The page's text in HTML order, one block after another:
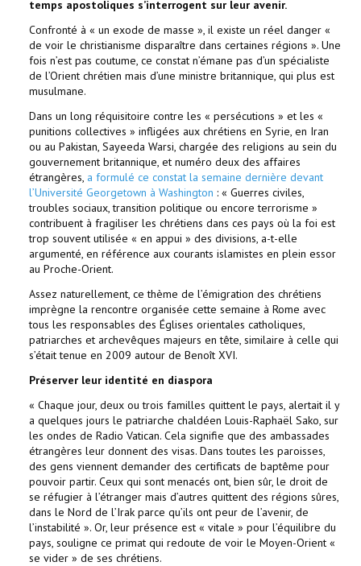
temps apostoliques s’interrogent sur leur avenir.
Confronté à « un exode de masse », il existe un réel danger «
de voir le christianisme disparaître dans certaines régions ». Une
fois n’est pas coutume, ce constat n’émane pas d’un spécialiste
de l’Orient chrétien mais d’une ministre britannique, qui plus est
musulmane.
Dans un long réquisitoire contre les « persécutions » et les «
punitions collectives » infligées aux chrétiens en Syrie, en Iran
ou au Pakistan, Sayeeda Warsi, chargée des religions au sein du
gouvernement britannique, et numéro deux des affaires
étrangères, a formulé ce constat la semaine dernière devant
l’Université Georgetown à Washington : « Guerres civiles,
troubles sociaux, transition politique ou encore terrorisme »
contribuent à fragiliser les chrétiens dans ces pays où la foi est
trop souvent utilisée « en appui » des divisions, a-t-elle
argumenté, en référence aux courants islamistes en plein essor
au Proche-Orient.
Assez naturellement, ce thème de l’émigration des chrétiens
imprègne la rencontre organisée cette semaine à Rome avec
tous les responsables des Églises orientales catholiques,
patriarches et archevêques majeurs en tête, similaire à celle qui
s’était tenue en 2009 autour de Benoît XVI.
Préserver leur identité en diaspora
« Chaque jour, deux ou trois familles quittent le pays, alertait il y
a quelques jours le patriarche chaldéen Louis-Raphaël Sako, sur
les ondes de Radio Vatican. Cela signifie que des ambassades
étrangères leur donnent des visas. Dans toutes les paroisses,
des gens viennent demander des certificats de baptême pour
pouvoir partir. Ceux qui sont menacés ont, bien sûr, le droit de
se réfugier à l’étranger mais d’autres quittent des régions sûres,
dans le Nord de l’Irak parce qu’ils ont peur de l’avenir, de
l’instabilité ». Or, leur présence est « vitale » pour l’équilibre du
pays, souligne ce primat qui redoute de voir le Moyen-Orient «
se vider » de ses chrétiens.